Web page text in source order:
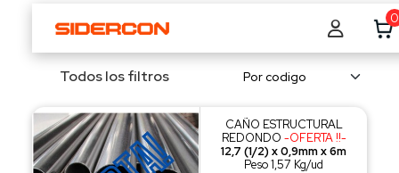
0
Todos los filtros
CAÑO ESTRUCTURAL
REDONDO -OFERTA !!-
12,7 (1/2) x 0,9mm x 6m
Peso 1,57 Kg/ud